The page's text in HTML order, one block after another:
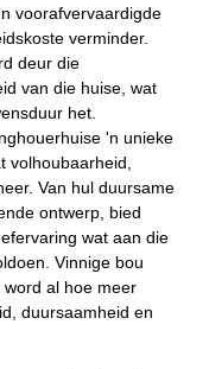
voorafvervaardigde
verminder.
deur die
van die huise, wat
het.
'n unieke
volhoubaarheid,
Van hul duursame
ontwerp, bied
wat aan die
Vinnige bou
al hoe meer
duursaamheid en